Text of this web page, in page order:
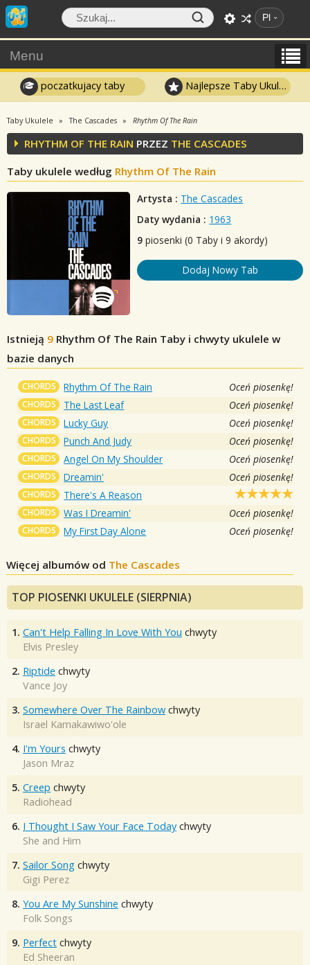
Pl
Menu
poczatkujacy taby Najlepsze Taby Ukulele
Taby Ukulele The Cascades Rhythm Of The Rain
RHYTHM OF THE RAIN PRZEZ THE CASCADES
Taby ukulele według Rhythm Of The Rain
Artysta : The Cascades
Daty wydania : 1963
9 piosenki (0 Taby i 9 akordy)
Dodaj Nowy Tab
Istnieją 9 Rhythm Of The Rain Taby i chwyty ukulele w
bazie danych
CHORDS Rhythm Of The Rain Oceń piosenkę!
CHORDS The Last Leaf Oceń piosenkę!
CHORDS Lucky Guy Oceń piosenkę!
CHORDS Punch And Judy Oceń piosenkę!
CHORDS Angel On My Shoulder Oceń piosenkę!
CHORDS Dreamin' Oceń piosenkę!
CHORDS There's A Reason
CHORDS Was I Dreamin' Oceń piosenkę!
CHORDS My First Day Alone Oceń piosenkę!
Więcej albumów od The Cascades
TOP PIOSENKI UKULELE (SIERPNIA)
1. Can't Help Falling In Love With You chwyty
Elvis Presley
2. Riptide chwyty
Vance Joy
3. Somewhere Over The Rainbow chwyty
Israel Kamakawiwo'ole
4. I'm Yours chwyty
Jason Mraz
5. Creep chwyty
Radiohead
6. I Thought I Saw Your Face Today chwyty
She and Him
7. Sailor Song chwyty
Gigi Perez
8. You Are My Sunshine chwyty
Folk Songs
9. Perfect chwyty
Ed Sheeran